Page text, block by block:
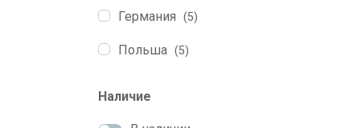
Германия (5)
Польша (5)
Наличие